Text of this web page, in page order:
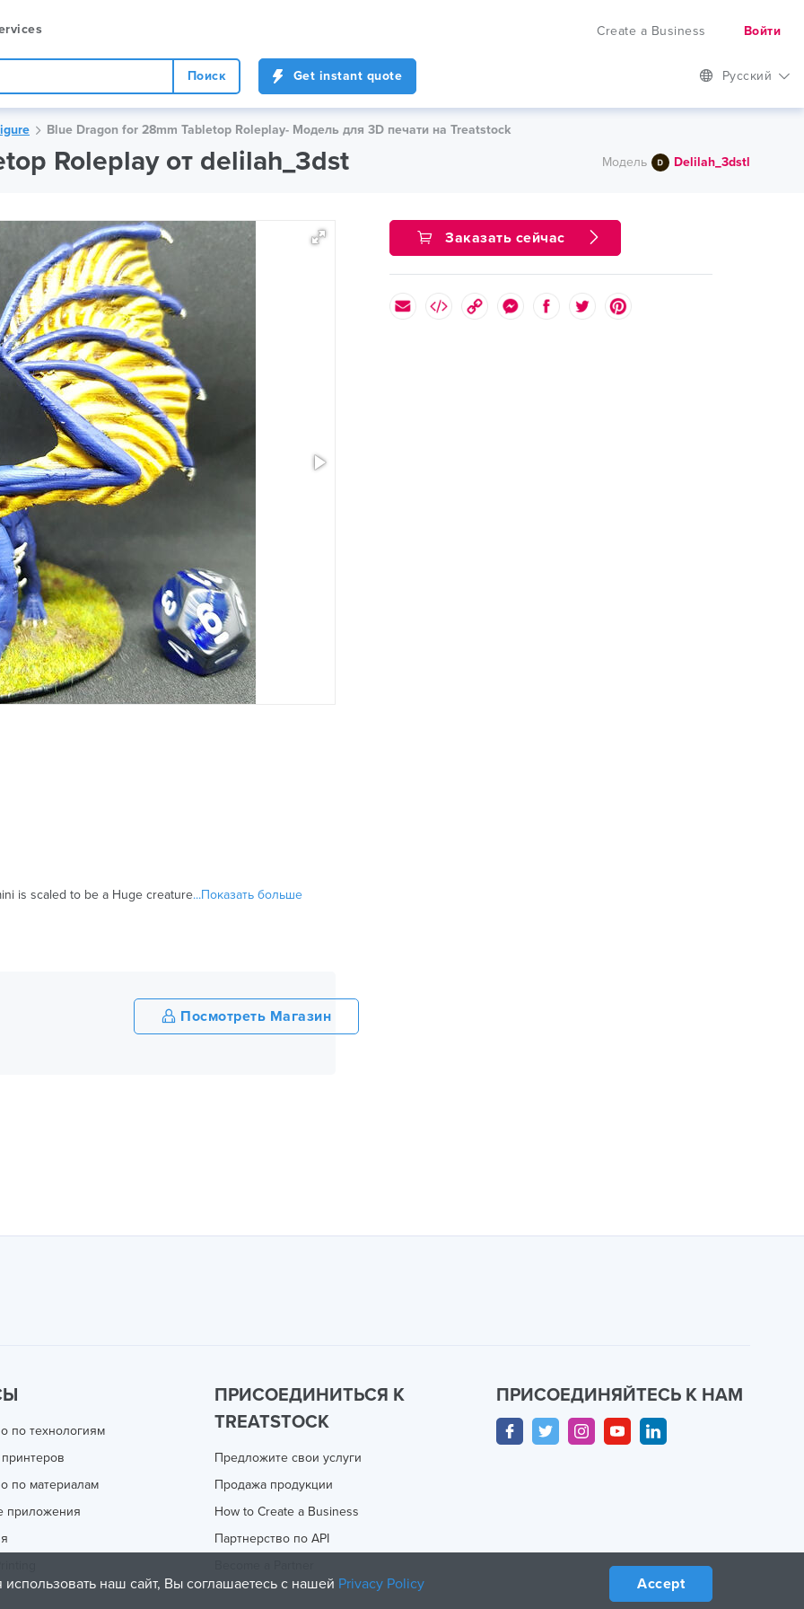
Create a Business Войти
Поиск Get instant quote Русский
Blue Dragon for 28mm Tabletop Roleplay- Модель для 3D печати на Treatstock
Roleplay от delilah_3dst Модель Delilah_3dstl
Заказать сейчас
is scaled to be a Huge creature...Показать больше
Посмотреть Магазин
по технологиям
по материалам
приложения
ПРИСОЕДИНИТЬСЯ К
TREATSTOCK
Предложите свои услуги
Продажа продукции
How to Create a Business
Партнерство по API
ПРИСОЕДИНЯЙТЕСЬ К НАМ
наш сайт, Вы соглашаетесь с нашей Privacy Policy Accept